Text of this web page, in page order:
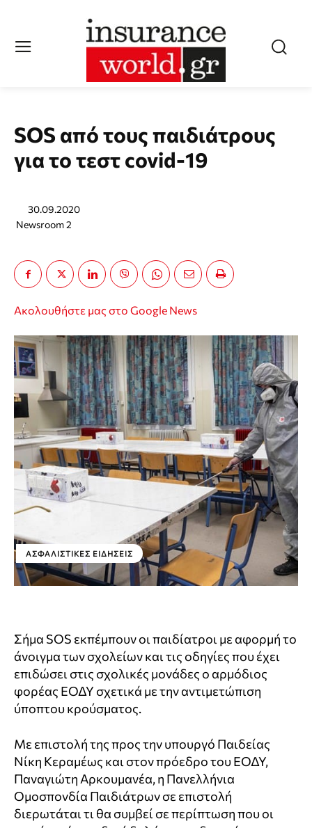
SOS από τους παιδιάτρους
για το τεστ covid-19
30.09.2020
Newsroom 2
Ακολουθήστε μας στο Google News
ΑΣΦΑΛΙΣΤΙΚΕΣ ΕΙΔΗΣΕΙΣ
Σήμα SOS εκπέμπουν οι παιδίατροι με αφορμή το
άνοιγμα των σχολείων και τις οδηγίες που έχει
επιδώσει στις σχολικές μονάδες ο αρμόδιος
φορέας ΕΟΔΥ σχετικά με την αντιμετώπιση
ύποπτου κρούσματος.
Με επιστολή της προς την υπουργό Παιδείας
Νίκη Κεραμέως και στον πρόεδρο του ΕΟΔΥ,
Παναγιώτη Αρκουμανέα, η Πανελλήνια
Ομοσπονδία Παιδιάτρων σε επιστολή
διερωτάται τι θα συμβεί σε περίπτωση που οι